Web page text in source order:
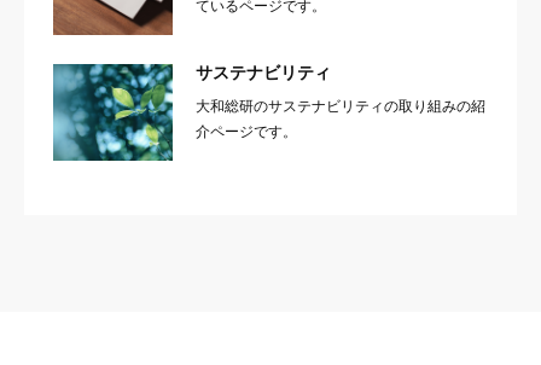
ているページです。
サステナビリティ
大和総研のサステナビリティの取り組みの紹
介ページです。